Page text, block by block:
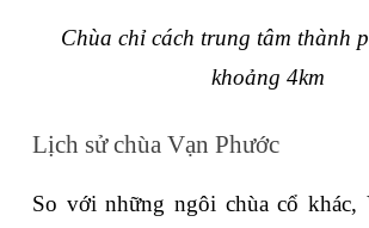
Chùa chỉ cách trung tâm thành
khoảng 4km
Lịch sử chùa Vạn Phước
So với những ngôi chùa cổ khác,